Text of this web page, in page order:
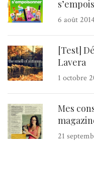
6 août 2014
[Test]
Lavera
1 octobre
Mes
21